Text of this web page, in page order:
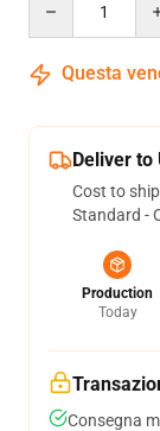
Questa
Deliver to
Cost to
Standard -
Production
Today
Consegna